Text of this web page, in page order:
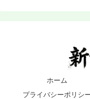
ホーム
プライバシーポリシ